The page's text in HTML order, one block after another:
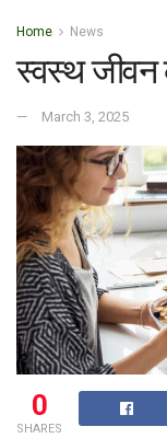
Home News
स्वस्थ
March 3, 2025
0
SHARES